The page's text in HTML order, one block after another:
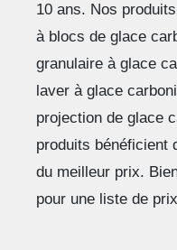
10 ans. Nos
à blocs de glace
granulaire à glace
laver à glace
projection de glace
produits bénéficient
du meilleur prix.
pour une liste de